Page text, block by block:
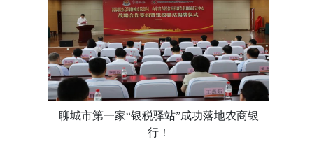
聊城市第一家“银税驿站”成功落地农商银
行！